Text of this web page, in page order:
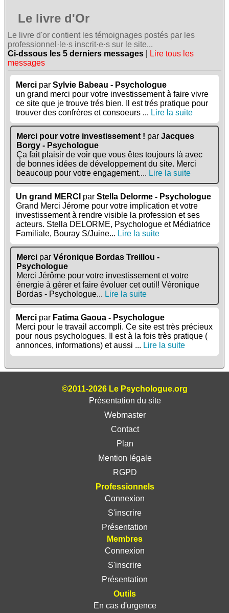
Le livre d'Or
Le livre d'or contient les témoignages postés par les
professionnel·le·s inscrit·e·s sur le site...
Ci-dssous les 5 derniers messages
Lire tous les
messages
Merci parSylvie Babeau - Psychologue
un grand merci pour votre investissement à faire vivre
ce site que je trouve trés bien. Il est trés pratique pour
trouver des confrères et consoeurs ... Lire la suite
Merci pour votre investissement ! parJacques
Borgy - Psychologue
Ça fait plaisir de voir que vous êtes toujours là avec
de bonnes idées de développement du site. Merci
beaucoup pour votre engagement.... Lire la suite
Un grand MERCI parStella Delorme - Psychologue
Grand Merci Jérome pour votre implication et votre
investissement à rendre visible la profession et ses
acteurs. Stella DELORME, Psychologue et Médiatrice
Familiale, Bouray S/Juine... Lire la suite
Merci parVéronique Bordas Treillou -
Psychologue
Merci Jérôme pour votre investissement et votre
énergie à gérer et faire évoluer cet outil! Véronique
Bordas - Psychologue... Lire la suite
Merci par Fatima Gaoua - Psychologue
Merci pour le travail accompli. Ce site est très précieux
pour nous psychologues. Il est à la fois très pratique (
annonces, informations) et aussi ... Lire la suite
©2011-2026 Le Psychologue.org
Présentation du site
Webmaster
Contact
Plan
Mention légale
RGPD
Professionnels
Connexion
S'inscrire
Présentation
Membres
Connexion
S'inscrire
Présentation
Outils
En cas d'urgence